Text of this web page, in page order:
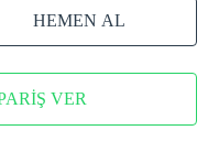
HEMEN AL
VER